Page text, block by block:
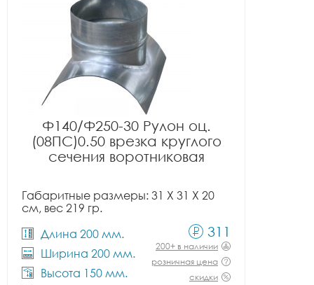
Ф140/Ф250-30 Рулон оц.
(08ПС)0.50 врезка круглого
сечения воротниковая
Габаритные размеры: 31 X 31 X 20
см, вес 219 гр.
Длина 200 мм.
Ширина 200 мм.
Высота 150 мм.
311
200+ в наличии
розничная цена
скидки